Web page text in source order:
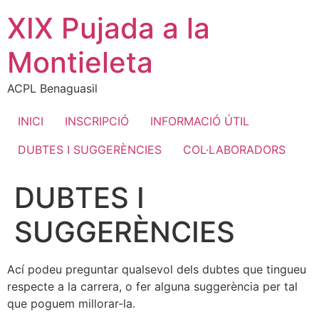
contenido
XIX Pujada a la
Montieleta
ACPL Benaguasil
INICI INSCRIPCIÓ
INFORMACIÓ ÚTIL
DUBTES I SUGGERÈNCIES
COL·LABORADORS
DUBTES I
SUGGERÈNCIES
Ací podeu preguntar qualsevol dels dubtes que tingueu
respecte a la carrera, o fer alguna suggerència per tal
que poguem millorar-la.